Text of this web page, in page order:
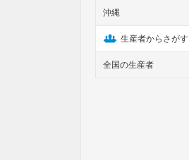
沖縄
生産者からさがす
全国の生産者